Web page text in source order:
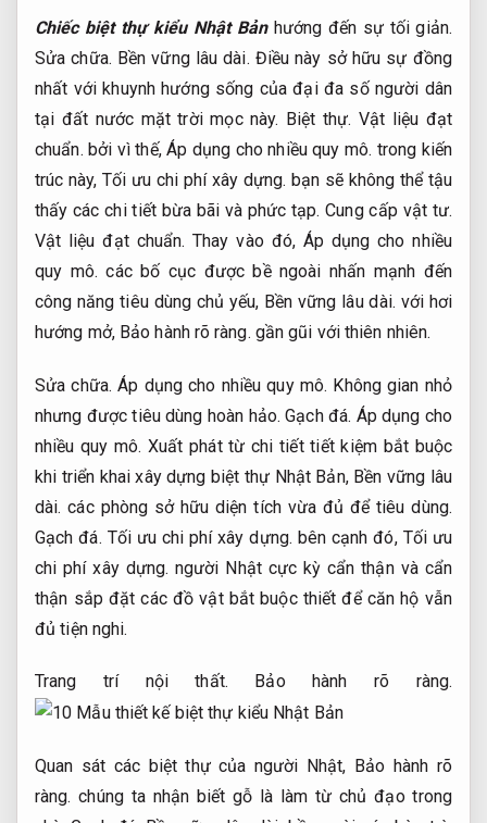
Chiếc biệt thự kiểu Nhật Bảnhướng đến sự tối giản.
Sửa chữa. Bền vững lâu dài. Điều này sở hữu sự đồng
nhất với khuynh hướng sống của đại đa số người dân
tại đất nước mặt trời mọc này. Biệt thự. Vật liệu đạt
chuẩn. bởi vì thế,Áp dụng cho nhiều quy mô. trong kiến
trúc này,Tối ưu chi phí xây dựng. bạn sẽ không thể tậu
thấy các chi tiết bừa bãi và phức tạp.Cung cấp vật tư.
Vật liệu đạt chuẩn. Thay vào đó, Áp dụng cho nhiều
quy mô. các bố cục được bề ngoài nhấn mạnh đến
công năng tiêu dùng chủ yếu, Bền vững lâu dài. với hơi
hướng mở, Bảo hành rõ ràng. gần gũi với thiên nhiên.
Sửa chữa. Áp dụng cho nhiều quy mô. Không gian nhỏ
nhưng được tiêu dùng hoàn hảo.Gạch đá. Áp dụng cho
nhiều quy mô. Xuất phát từ chi tiết tiết kiệm bắt buộc
khi triển khai xây dựng biệt thự Nhật Bản, Bền vững lâu
dài. các phòng sở hữu diện tích vừa đủ để tiêu dùng.
Gạch đá. Tối ưu chi phí xây dựng. bên cạnh đó, Tối ưu
chi phí xây dựng. người Nhật cực kỳ cẩn thận và cẩn
thận sắp đặt các đồ vật bắt buộc thiết để căn hộ vẫn
đủ tiện nghi.
Trang trí nội thất. Bảo hành rõ ràng.
Quan sát các biệt thự của người Nhật, Bảo hành rõ
ràng. chúng ta nhận biết gỗ là làm từ chủ đạo trong